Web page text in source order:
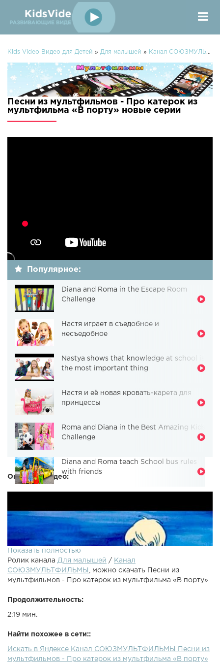
Kids Video Видео для Детей » Для малышей » Канал СОЮЗМУЛЬТФИЛЬМЫ
Песни из мультфильмов - Про катерок из
мультфильма «В порту» новые серии
Популярное:
Diana and Roma in the Escape Room
Challenge
Настя играет в съедобное и
несъедобное
Nastya shows that knowledge at school is
the most important thing
Настя и её новая кровать-карета для
принцессы
Roma and Diana in the Best Amazing Kids
Challenge
Diana and Roma teach School bus rules
with friends
Описание видео:
Слова: Козлов С. Анофриев О. Музыка: Минков М. Текст
Показать полностью
Ролик канала Для малышей / Канал
СОЮЗМУЛЬТФИЛЬМЫ
, можно скачать Песни из
мультфильмов - Про катерок из мультфильма «В порту»
Продолжительность:
2:19 мин.
Найти похожее в сети::
Искать в Яндексе Канал СОЮЗМУЛЬТФИЛЬМЫ Песни из
мультфильмов - Про катерок из мультфильма «В порту»